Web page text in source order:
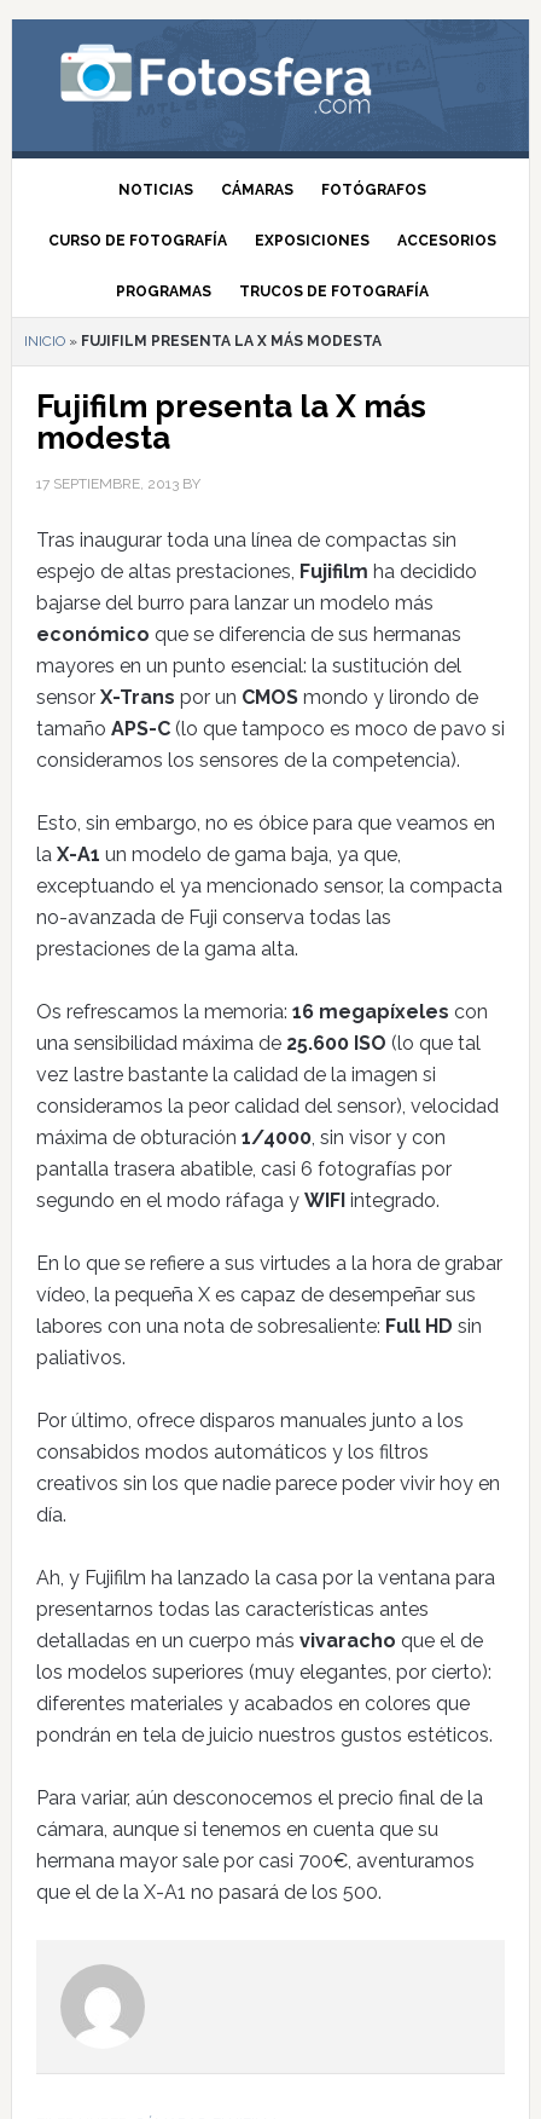
NOTICIAS CÁMARAS FOTÓGRAFOS
CURSO DE FOTOGRAFÍA EXPOSICIONES ACCESORIOS
PROGRAMAS TRUCOS DE FOTOGRAFÍA
INICIO» FUJIFILM PRESENTA LA X MÁS MODESTA
Fujifilm presenta la X más
modesta
17 SEPTIEMBRE, 2013BY
Tras inaugurar toda una línea de compactas sin
espejo de altas prestaciones, Fujifilm ha decidido
bajarse del burro para lanzar un modelo más
económico que se diferencia de sus hermanas
mayores en un punto esencial: la sustitución del
sensor X-Trans por un CMOSmondo y lirondo de
tamaño APS-C(lo que tampoco es moco de pavo si
consideramos los sensores de la competencia).
Esto, sin embargo, no es óbice para que veamos en
la X-A1 un modelo de gama baja, ya que,
exceptuando el ya mencionado sensor, la compacta
no-avanzada de Fuji conserva todas las
prestaciones de la gama alta.
Os refrescamos la memoria: 16 megapíxeles con
una sensibilidad máxima de 25.600 ISO (lo que tal
vez lastre bastante la calidad de la imagen si
consideramos la peor calidad del sensor), velocidad
máxima de obturación 1/4000, sin visor y con
pantalla trasera abatible, casi 6 fotografías por
segundo en el modo ráfaga y WIFIintegrado.
En lo que se refiere a sus virtudes a la hora de grabar
vídeo, la pequeña X es capaz de desempeñar sus
labores con una nota de sobresaliente: Full HD sin
paliativos.
Por último, ofrece disparos manuales junto a los
consabidos modos automáticos y los filtros
creativos sin los que nadie parece poder vivir hoy en
día.
Ah, y Fujifilm ha lanzado la casa por la ventana para
presentarnos todas las características antes
detalladas en un cuerpo más vivaracho que el de
los modelos superiores (muy elegantes, por cierto):
diferentes materiales y acabados en colores que
pondrán en tela de juicio nuestros gustos estéticos.
Para variar, aún desconocemos el precio final de la
cámara, aunque si tenemos en cuenta que su
hermana mayor sale por casi 700€, aventuramos
que el de la X-A1 no pasará de los 500.